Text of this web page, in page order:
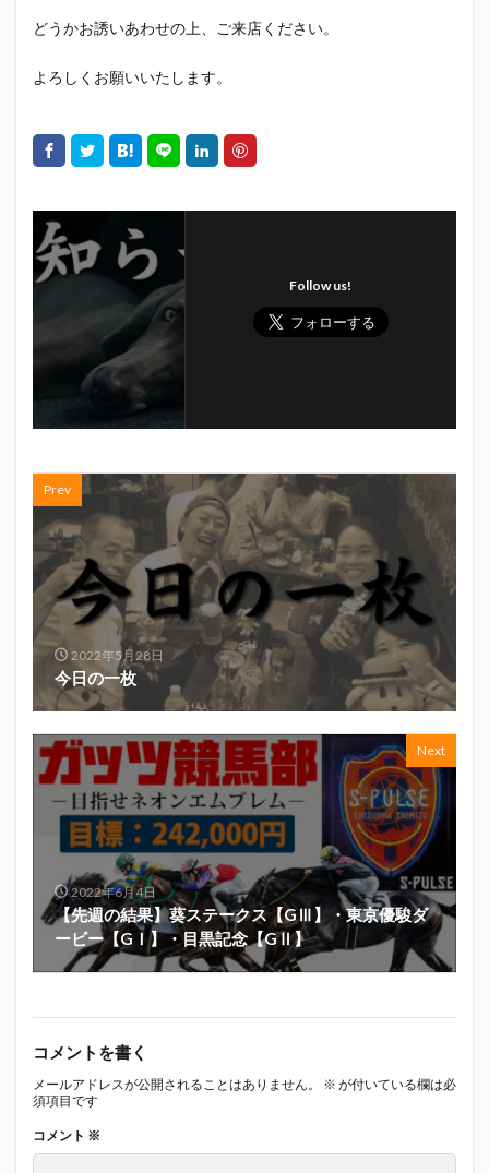
どうかお誘いあわせの上、ご来店ください。
よろしくお願いいたします。
Follow us!
Prev
2022年5月28日
今日の一枚
Next
2022年6月4日
【先週の結果】葵ステークス【GⅢ】・東京優駿ダ
ービー【GⅠ】・目黒記念【GⅡ】
コメントを書く
メールアドレスが公開されることはありません。 ※ が付いている欄は必
須項目です
コメント ※